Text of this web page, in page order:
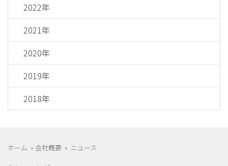
2022年
2021年
2020年
2019年
2018年
ホーム » 会社概要 » ニュース